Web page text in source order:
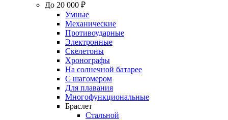
До 20 000 ₽
Умные
Механические
Противоударные
Электронные
Скелетоны
Хронографы
На солнечной батарее
С шагомером
Для плавания
Многофункциональные
Браслет
Стальной